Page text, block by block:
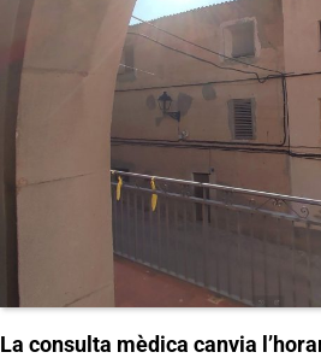
La consulta mèdica canvia